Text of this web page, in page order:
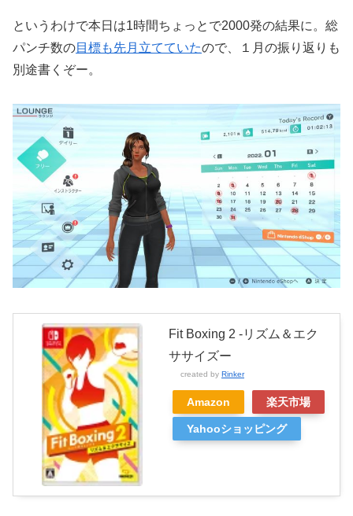
というわけで本日は1時間ちょっとで2000発の結果に。総
パンチ数の目標も先月立てていたので、１月の振り返りも
別途書くぞー。
Fit Boxing 2 -リズム＆エク
ササイズー
created by Rinker
Amazon 楽天市場
Yahooショッピング